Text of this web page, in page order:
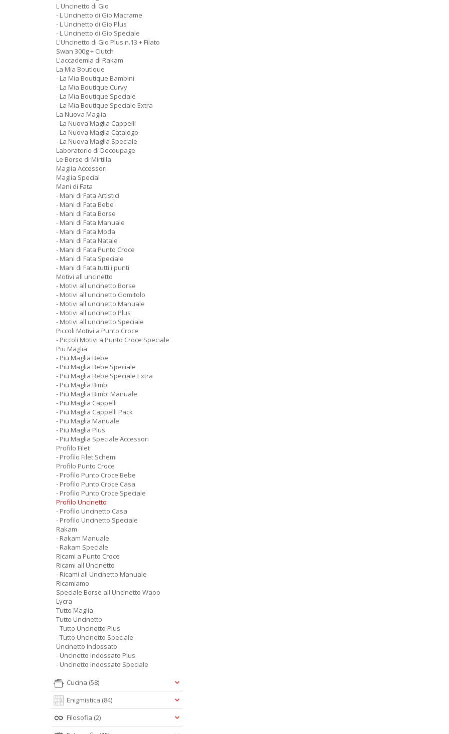
L Uncinetto di Gio
- L Uncinetto di Gio Macrame
- L Uncinetto di Gio Plus
- L Uncinetto di Gio Speciale
L'Uncinetto di Gio Plus n.13 + Filato
Swan 300g + Clutch
L'accademia di Rakam
La Mia Boutique
- La Mia Boutique Bambini
- La Mia Boutique Curvy
- La Mia Boutique Speciale
- La Mia Boutique Speciale Extra
La Nuova Maglia
- La Nuova Maglia Cappelli
- La Nuova Maglia Catalogo
- La Nuova Maglia Speciale
Laboratorio di Decoupage
Le Borse di Mirtilla
Maglia Accessori
Maglia Special
Mani di Fata
- Mani di Fata Artistici
- Mani di Fata Bebe
- Mani di Fata Borse
- Mani di Fata Manuale
- Mani di Fata Moda
- Mani di Fata Natale
- Mani di Fata Punto Croce
- Mani di Fata Speciale
- Mani di Fata tutti i punti
Motivi all uncinetto
- Motivi all uncinetto Borse
- Motivi all uncinetto Gomitolo
- Motivi all uncinetto Manuale
- Motivi all uncinetto Plus
- Motivi all uncinetto Speciale
Piccoli Motivi a Punto Croce
- Piccoli Motivi a Punto Croce Speciale
Piu Maglia
- Piu Maglia Bebe
- Piu Maglia Bebe Speciale
- Piu Maglia Bebe Speciale Extra
- Piu Maglia Bimbi
- Piu Maglia Bimbi Manuale
- Piu Maglia Cappelli
- Piu Maglia Cappelli Pack
- Piu Maglia Manuale
- Piu Maglia Plus
- Piu Maglia Speciale Accessori
Profilo Filet
- Profilo Filet Schemi
Profilo Punto Croce
- Profilo Punto Croce Bebe
- Profilo Punto Croce Casa
- Profilo Punto Croce Speciale
Profilo Uncinetto
- Profilo Uncinetto Casa
- Profilo Uncinetto Speciale
Rakam
- Rakam Manuale
- Rakam Speciale
Ricami a Punto Croce
Ricami all Uncinetto
- Ricami all Uncinetto Manuale
Ricamiamo
Speciale Borse all Uncinetto Waoo
Lycra
Tutto Maglia
Tutto Uncinetto
- Tutto Uncinetto Plus
- Tutto Uncinetto Speciale
Uncinetto Indossato
- Uncinetto Indossato Plus
- Uncinetto Indossato Speciale
Cucina (58)
Enigmistica (84)
Filosofia (2)